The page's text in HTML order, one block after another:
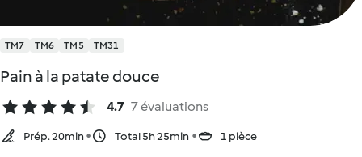
TM7 TM6 TM5 TM31
Pain à la patate douce
4.7 7 évaluations
Prép. 20min Total 5h 25min 1 pièce